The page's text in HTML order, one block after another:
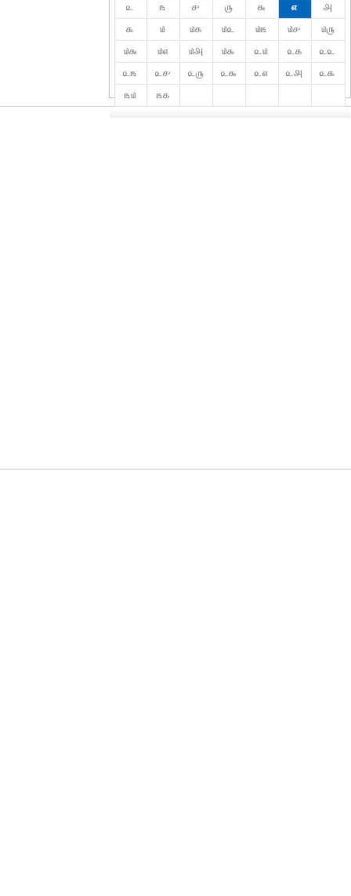
௨
௩ ௪ ௫ ௬ ௭
௮
௯
௰ ௰௧ ௰௨ ௰௩ ௰௪
௰௫
௰௬
௰௭ ௰௮ ௰௯ ௨௰ ௨௧
௨௨
௨௩
௨௪ ௨௫ ௨௬ ௨௭ ௨௮
௨௯
௩௰
௩௧